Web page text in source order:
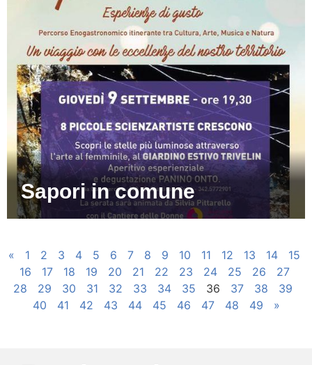
Sapori in comune
« 1 2 3 4 5 6 7 8 9 10 11 12 13 14
15
16
17 18 19 20 21 22 23 24 25 26
27
28
29 30 31 32 33 34 35 36 37 38
39
40
41 42 43 44 45 46 47 48 49 »